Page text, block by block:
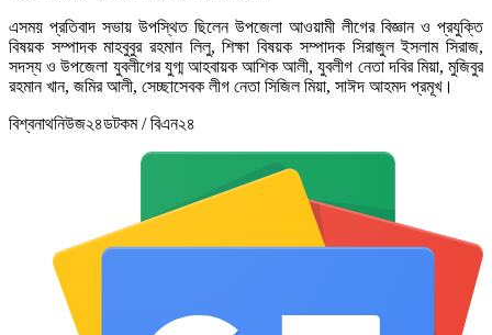
এসময় প্রতিবাদ সভায় উপস্থিত ছিলেন উপজেলা আওয়ামী লীগের বিজ্ঞান ও প্রযুক্তি
বিষয়ক সম্পাদক মাহবুবুর রহমান লিলু, শিক্ষা বিষয়ক সম্পাদক সিরাজুল ইসলাম সিরাজ,
সদস্য ও উপজেলা যুবলীগের যুগ্ম আহবায়ক আশিক আলী, যুবলীগ নেতা দবির মিয়া, মুজিবুর
রহমান খান, জমির আলী, সেচ্ছাসেবক লীগ নেতা সিজিল মিয়া, সাঈদ আহমদ প্রমূখ।
বিশ্বনাথনিউজ২৪ডটকম / বিএন২৪